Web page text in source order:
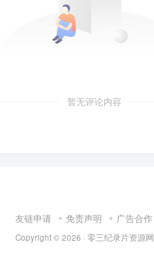
暂无评论内容
友链申请 免责声明 广告合作
Copyright © 2026 · 零三纪录片资源网